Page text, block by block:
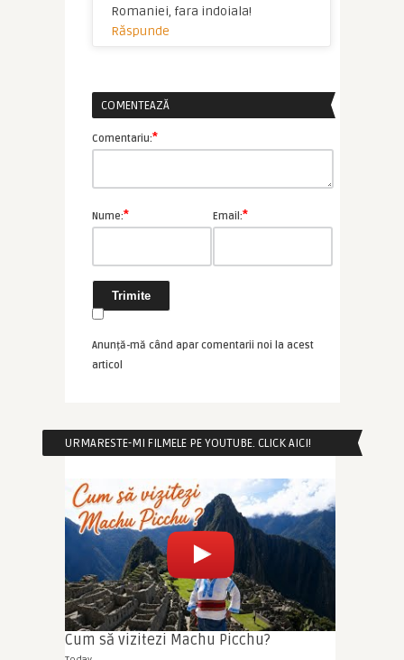
Romaniei, fara indoiala!
Răspunde
COMENTEAZĂ
Comentariu:*
Nume:* Email:*
Anunță-mă când apar comentarii noi la acest
articol
URMARESTE-MI FILMELE PE YOUTUBE. CLICK AICI!
Cum să vizitezi Machu Picchu?